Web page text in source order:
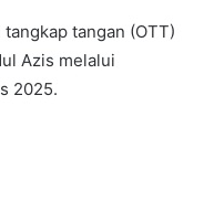
tangan (OTT)
Azis melalui
2025.